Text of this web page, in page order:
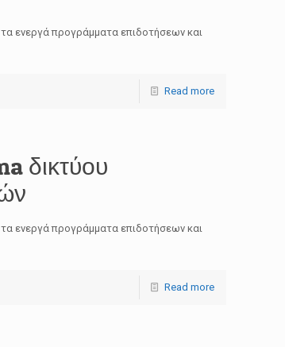
ενεργά προγράμματα επιδοτήσεων και
Read more
δικτύου
ενεργά προγράμματα επιδοτήσεων και
Read more